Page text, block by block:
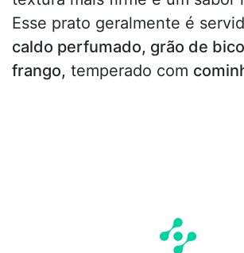
Esse prato geralmente é
caldo perfumado, grão de
frango, temperado com